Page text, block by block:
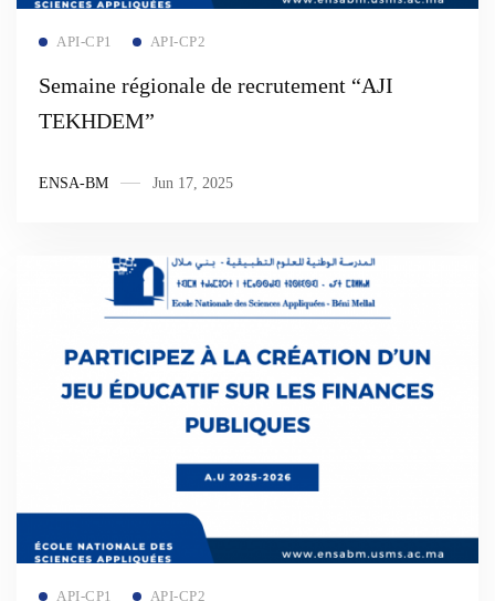
API-CP1 API-CP2
Semaine régionale de recrutement “AJI
TEKHDEM”
ENSA-BM Jun 17, 2025
API-CP1 API-CP2